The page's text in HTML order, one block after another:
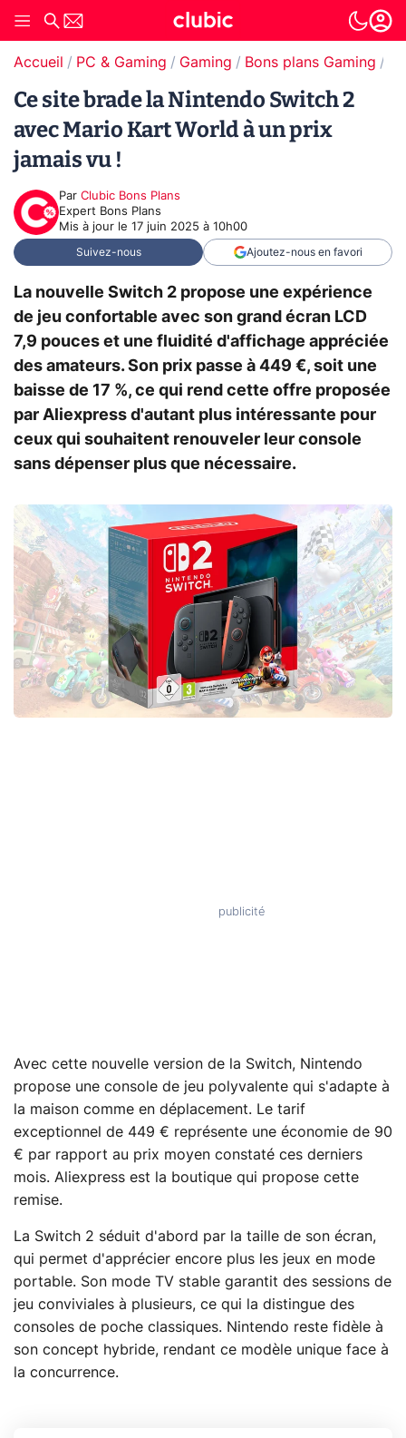
Accueil PC & Gaming Gaming Bons plans Gaming
Ce site brade la Nintendo Switch 2
avec Mario Kart World à un prix
jamais vu !
Par Clubic Bons Plans
Expert Bons Plans
Mis à jour le 17 juin 2025 à 10h00
Suivez-nous Ajoutez-nous en favori
La nouvelle Switch 2 propose une expérience
de jeu confortable avec son grand écran LCD
7,9 pouces et une fluidité d'affichage appréciée
des amateurs. Son prix passe à 449 €, soit une
baisse de 17 %, ce qui rend cette offre proposée
par Aliexpress d'autant plus intéressante pour
ceux qui souhaitent renouveler leur console
sans dépenser plus que nécessaire.
Avec cette nouvelle version de la Switch, Nintendo
propose une console de jeu polyvalente qui s'adapte à
la maison comme en déplacement. Le tarif
exceptionnel de 449 € représente une économie de 90
€ par rapport au prix moyen constaté ces derniers
mois. Aliexpress est la boutique qui propose cette
remise.
La Switch 2 séduit d'abord par la taille de son écran,
qui permet d'apprécier encore plus les jeux en mode
portable. Son mode TV stable garantit des sessions de
jeu conviviales à plusieurs, ce qui la distingue des
consoles de poche classiques. Nintendo reste fidèle à
son concept hybride, rendant ce modèle unique face à
la concurrence.